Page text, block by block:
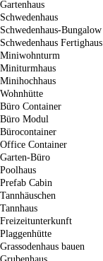
Gartenhaus
Schwedenhaus
Schwedenhaus-Bungalow
Schwedenhaus Fertighaus
Miniwohnturm
Miniturmhaus
Minihochhaus
Wohnhütte
Büro Container
Büro Modul
Bürocontainer
Office Container
Garten-Büro
Poolhaus
Prefab Cabin
Tannhäuschen
Tannhaus
Freizeitunterkunft
Plaggenhütte
Grassodenhaus bauen